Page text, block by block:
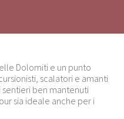
Dolomiti e un punto
scalatori e amanti
sentieri ben mantenuti
sia ideale anche per i